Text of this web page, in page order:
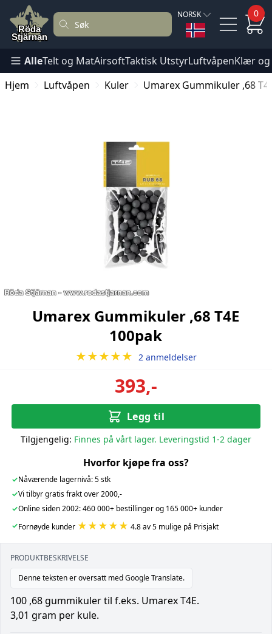
NORSK 0
AlleTelt og MatAirsoftTaktisk UtstyrLuftvåpenKlær
Hjem
Luftvåpen Kuler Umarex Gummikuler ,68
Umarex Gummikuler ,68 T4E
100pak
★★★★★ 2 anmeldelser
393,-
Legg til
Tilgjengelig: Finnes på vårt lager. Leveringstid 1-2 dager
Hvorfor kjøpe fra oss?
✓Nåværende lagernivå: 5 stk
✓Vi tilbyr gratis frakt over 2000,-
✓Online siden 2002: 460 000+ bestillinger og 165 000+ kunder
✓Fornøyde kunder ★★★★★ 4.8 av 5 mulige på Prisjakt
PRODUKTBESKRIVELSE
Denne teksten er oversatt med Google Translate.
100 ,68 gummikuler til f.eks. Umarex T4E.
3,01 gram per kule.